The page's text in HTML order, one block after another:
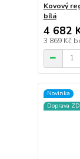
Kovový
bílá
4 682
3 869 Kč
Novinka
Doprava